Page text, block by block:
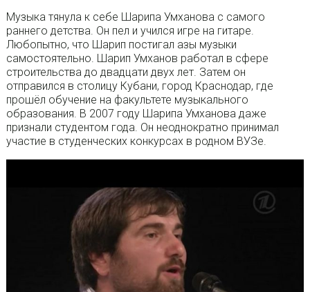
Музыка тянула к себе Шарипа Умханова с самого
раннего детства. Он пел и учился игре на гитаре.
Любопытно, что Шарип постигал азы музыки
самостоятельно. Шарип Умханов работал в сфере
строительства до двадцати двух лет. Затем он
отправился в столицу Кубани, город Краснодар, где
прошёл обучение на факультете музыкального
образования. В 2007 году Шарипа Умханова даже
признали студентом года. Он неоднократно принимал
участие в студенческих конкурсах в родном ВУЗе.